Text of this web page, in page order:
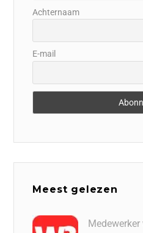
Achternaam
E-mail
Meest gelezen